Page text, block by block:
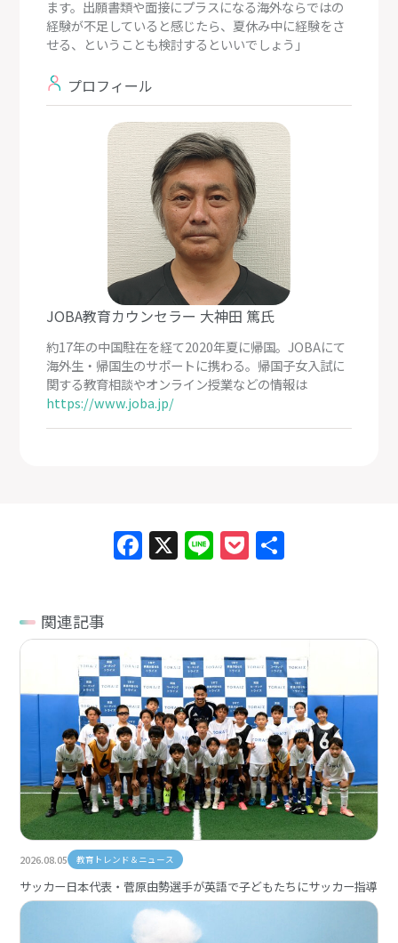
ます。出願書類や面接にプラスになる海外ならではの
経験が不足していると感じたら、夏休み中に経験をさ
せる、ということも検討するといいでしょう」
プロフィール
JOBA教育カウンセラー 大神田 篤氏
約17年の中国駐在を経て2020年夏に帰国。JOBAにて
海外生・帰国生のサポートに携わる。帰国子女入試に
関する教育相談やオンライン授業などの情報は
https://www.joba.jp/
Facebook
X LinePocket
関連記事
2026.08.05 教育トレンド＆ニュース
サッカー日本代表・菅原由勢選手が英語で子どもたちにサッカー指導